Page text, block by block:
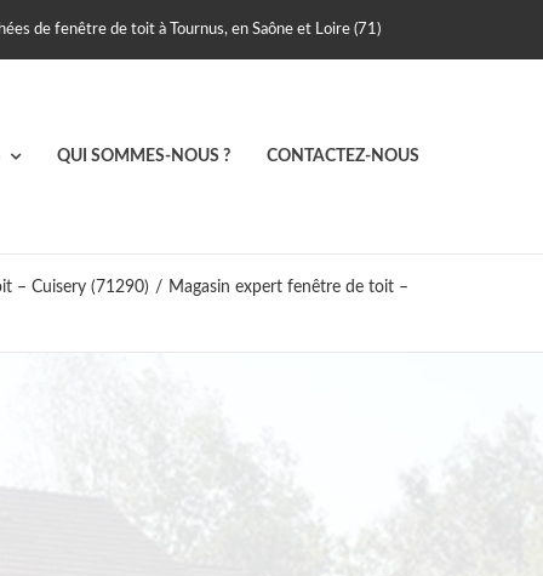
de fenêtre de toit à Tournus, en Saône et Loire (71)
QUI SOMMES-NOUS ? CONTACTEZ-NOUS
– Cuisery (71290) / Magasin expert fenêtre de toit –